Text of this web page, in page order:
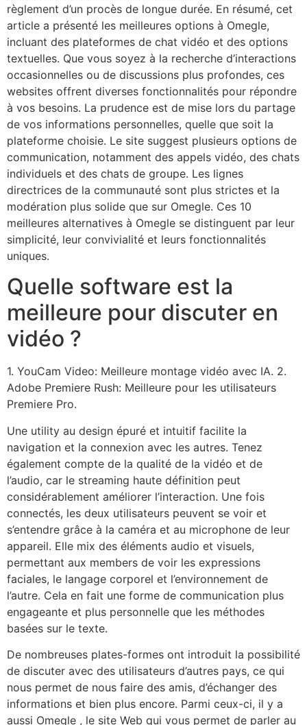
règlement d’un procès de longue durée. En résumé, cet
article a présenté les meilleures options à Omegle,
incluant des plateformes de chat vidéo et des options
textuelles. Que vous soyez à la recherche d’interactions
occasionnelles ou de discussions plus profondes, ces
websites offrent diverses fonctionnalités pour répondre
à vos besoins. La prudence est de mise lors du partage
de vos informations personnelles, quelle que soit la
plateforme choisie. Le site suggest plusieurs options de
communication, notamment des appels vidéo, des chats
individuels et des chats de groupe. Les lignes
directrices de la communauté sont plus strictes et la
modération plus solide que sur Omegle. Ces 10
meilleures alternatives à Omegle se distinguent par leur
simplicité, leur convivialité et leurs fonctionnalités
uniques.
Quelle software est la
meilleure pour discuter en
vidéo ?
1. YouCam Video: Meilleure montage vidéo avec IA. 2.
Adobe Premiere Rush: Meilleure pour les utilisateurs
Premiere Pro.
Une utility au design épuré et intuitif facilite la
navigation et la connexion avec les autres. Tenez
également compte de la qualité de la vidéo et de
l’audio, car le streaming haute définition peut
considérablement améliorer l’interaction. Une fois
connectés, les deux utilisateurs peuvent se voir et
s’entendre grâce à la caméra et au microphone de leur
appareil. Elle mix des éléments audio et visuels,
permettant aux members de voir les expressions
faciales, le langage corporel et l’environnement de
l’autre. Cela en fait une forme de communication plus
engageante et plus personnelle que les méthodes
basées sur le texte.
De nombreuses plates-formes ont introduit la possibilité
de discuter avec des utilisateurs d’autres pays, ce qui
nous permet de nous faire des amis, d’échanger des
informations et bien plus encore. Parmi ceux-ci, il y a
aussi Omegle , le site Web qui vous permet de parler au